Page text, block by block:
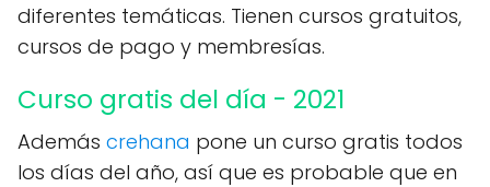
diferentes temáticas. Tienen cursos gratuitos,
cursos de pago y membresías.
Curso gratis del día - 2021
Además crehana pone un curso gratis todos
los días del año, así que es probable que en